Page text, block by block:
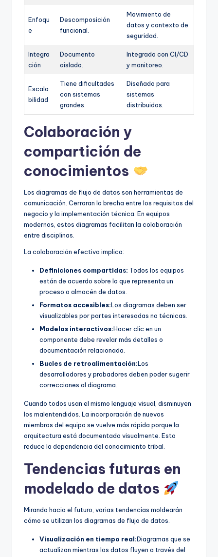
Enfoqu
e
Descomposición
funcional.
Movimiento de
datos y contexto de
seguridad.
Integra
ción
Documento
aislado.
Integrado con CI/CD
y monitoreo.
Escala
bilidad
Tiene dificultades
con sistemas
grandes.
Diseñado para
sistemas
distribuidos.
Colaboración y
compartición de
conocimientos
Los diagramas de flujo de datos son herramientas de
comunicación. Cerraran la brecha entre los requisitos del
negocio y la implementación técnica. En equipos
modernos, estos diagramas facilitan la colaboración
entre disciplinas.
La colaboración efectiva implica:
Definiciones compartidas: Todos los equipos
están de acuerdo sobre lo que representa un
proceso o almacén de datos.
Formatos accesibles:Los diagramas deben ser
visualizables por partes interesadas no técnicas.
Modelos interactivos:Hacer clic en un
componente debe revelar más detalles o
documentación relacionada.
Bucles de retroalimentación:Los
desarrolladores y probadores deben poder sugerir
correcciones al diagrama.
Cuando todos usan el mismo lenguaje visual, disminuyen
los malentendidos. La incorporación de nuevos
miembros del equipo se vuelve más rápida porque la
arquitectura está documentada visualmente. Esto
reduce la dependencia del conocimiento tribal.
Tendencias futuras en
modelado de datos
Mirando hacia el futuro, varias tendencias moldearán
cómo se utilizan los diagramas de flujo de datos.
Visualización en tiempo real:Diagramas que se
actualizan mientras los datos fluyen a través del